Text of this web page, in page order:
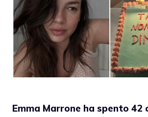
Emma Marrone ha spento 42